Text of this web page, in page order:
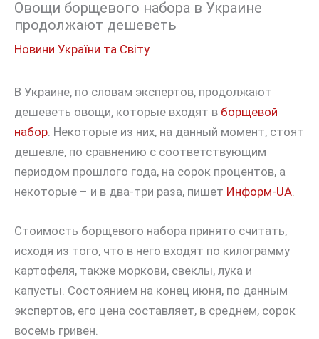
Овощи борщевого набора в Украине
продолжают дешеветь
Новини України та Світу
В Украине, по словам экспертов, продолжают
дешеветь овощи, которые входят в борщевой
набор. Некоторые из них, на данный момент, стоят
дешевле, по сравнению с соответствующим
периодом прошлого года, на сорок процентов, а
некоторые – и в два-три раза, пишет Информ-UA.
Стоимость борщевого набора принято считать,
исходя из того, что в него входят по килограмму
картофеля, также моркови, свеклы, лука и
капусты. Состоянием на конец июня, по данным
экспертов, его цена составляет, в среднем, сорок
восемь гривен.